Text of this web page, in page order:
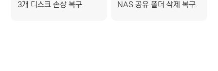
3개 디스크 손상 복구
NAS 공유 폴더 삭제 복구